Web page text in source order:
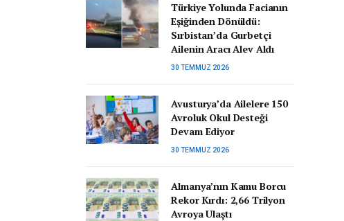
Türkiye Yolunda Facianın
Eşiğinden Dönüldü:
Sırbistan’da Gurbetçi
Ailenin Aracı Alev Aldı
30 TEMMUZ 2026
Avusturya’da Ailelere 150
Avroluk Okul Desteği
Devam Ediyor
30 TEMMUZ 2026
Almanya’nın Kamu Borcu
Rekor Kırdı: 2,66 Trilyon
Avroya Ulaştı